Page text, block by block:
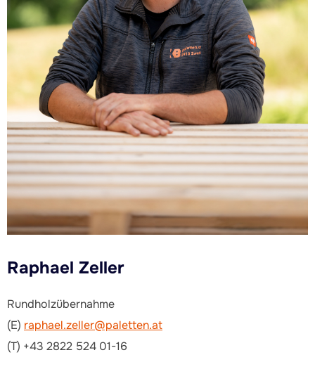
Raphael Zeller
Rundholzübernahme
(E) raphael.zeller@paletten.at
(T) +43 2822 524 01-16